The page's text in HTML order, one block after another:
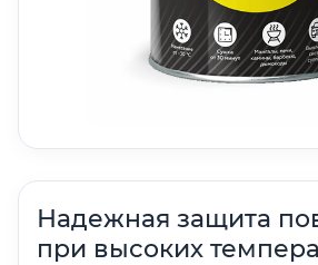
Надежная защита
при высоких